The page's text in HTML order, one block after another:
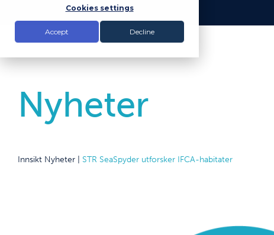
Cookies settings
Accept Decline
Nyheter
Innsikt Nyheter STR SeaSpyder utforsker IFCA-habitater